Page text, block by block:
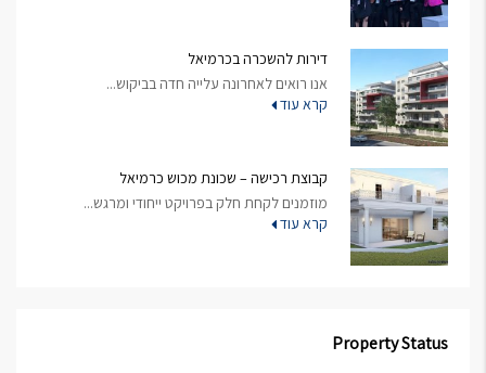
דירות להשכרה בכרמיאל
אנו רואים לאחרונה עלייה חדה בביקוש...
קרא עוד
קבוצת רכישה – שכונת מכוש כרמיאל
מוזמנים לקחת חלק בפרויקט ייחודי ומרגש...
קרא עוד
Property Status